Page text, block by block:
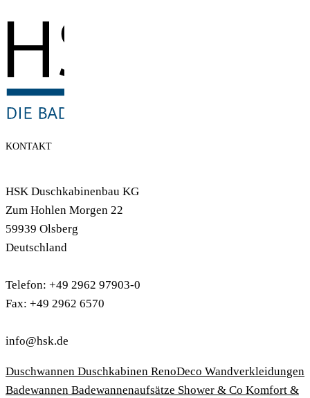
KONTAKT
HSK Duschkabinenbau KG
Zum Hohlen Morgen 22
59939 Olsberg
Deutschland
Telefon: +49 2962 97903-0
Fax: +49 2962 6570
info@hsk.de
Duschwannen Duschkabinen RenoDeco Wandverkleidungen
Badewannen Badewannenaufsätze Shower & Co Komfort &